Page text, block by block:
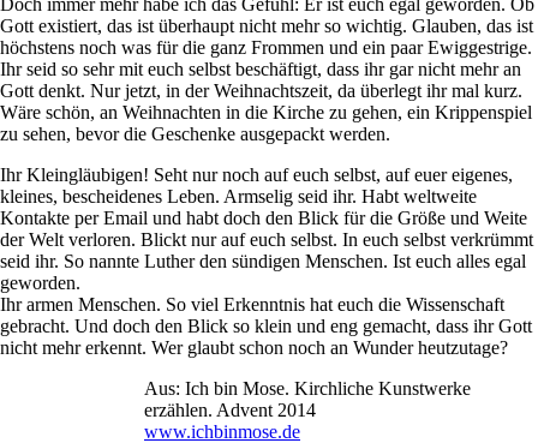
Gott existiert, das ist überhaupt nicht mehr so wichtig. Glauben, das ist
höchstens noch was für die ganz Frommen und ein paar Ewiggestrige.
Ihr seid so sehr mit euch selbst beschäftigt, dass ihr gar nicht mehr an
Gott denkt. Nur jetzt, in der Weihnachtszeit, da überlegt ihr mal kurz.
Wäre schön, an Weihnachten in die Kirche zu gehen, ein Krippenspiel
zu sehen, bevor die Geschenke ausgepackt werden.
Ihr Kleingläubigen! Seht nur noch auf euch selbst, auf euer eigenes,
kleines, bescheidenes Leben. Armselig seid ihr. Habt weltweite
Kontakte per Email und habt doch den Blick für die Größe und Weite
der Welt verloren. Blickt nur auf euch selbst. In euch selbst verkrümmt
seid ihr. So nannte Luther den sündigen Menschen. Ist euch alles egal
geworden.
Ihr armen Menschen. So viel Erkenntnis hat euch die Wissenschaft
gebracht. Und doch den Blick so klein und eng gemacht, dass ihr Gott
nicht mehr erkennt. Wer glaubt schon noch an Wunder heutzutage?
Aus: Ich bin Mose. Kirchliche Kunstwerke
erzählen. Advent 2014
www.ichbinmose.de